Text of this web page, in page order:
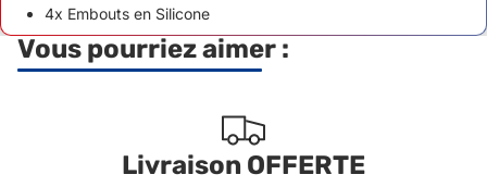
4x Embouts en Silicone
Vous pourriez aimer :
Livraison OFFERTE